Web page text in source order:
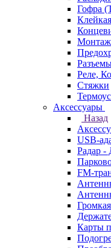
Гофра
Реле,
Стяжки
Аксессуары
Назад
USB-
Радар -
FM-
Карты